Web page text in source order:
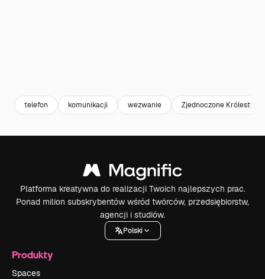
telefon komunikacji wezwanie Zjednoczone Królestwo
Platforma kreatywna do realizacji Twoich najlepszych prac.
Ponad milion subskrybentów wśród twórców, przedsiębiorstw,
agencji i studiów.
Polski
Produkty
Spaces